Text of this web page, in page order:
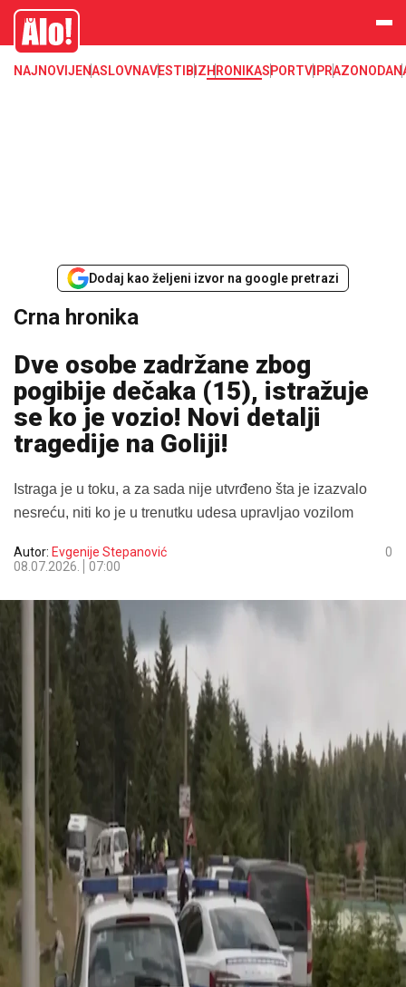
Crna hronika, smrt, ubistvo, likvidacija, krađa, pljačka, hapšenje, policija,
poginuli, zaplena, carina
Alo
NAJNOVIJENASLOVNAVESTI BIZHRONIKASPORTVIPRAZONODA
Dodaj kao željeni izvor na google pretrazi
Crna hronika
Dve osobe zadržane zbog
pogibije dečaka (15), istražuje
se ko je vozio! Novi detalji
tragedije na Goliji!
Istraga je u toku, a za sada nije utvrđeno šta je izazvalo
nesreću, niti ko je u trenutku udesa upravljao vozilom
Autor: Evgenije Stepanović
08.07.2026.
07:00
0